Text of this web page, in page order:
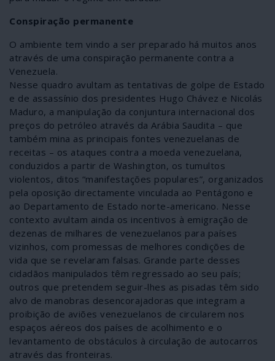
Conspiração permanente
O ambiente tem vindo a ser preparado há muitos anos
através de uma conspiração permanente contra a
Venezuela.
Nesse quadro avultam as tentativas de golpe de Estado
e de assassínio dos presidentes Hugo Chávez e Nicolás
Maduro, a manipulação da conjuntura internacional dos
preços do petróleo através da Arábia Saudita – que
também mina as principais fontes venezuelanas de
receitas – os ataques contra a moeda venezuelana,
conduzidos a partir de Washington, os tumultos
violentos, ditos “manifestações populares”, organizados
pela oposição directamente vinculada ao Pentágono e
ao Departamento de Estado norte-americano. Nesse
contexto avultam ainda os incentivos à emigração de
dezenas de milhares de venezuelanos para países
vizinhos, com promessas de melhores condições de
vida que se revelaram falsas. Grande parte desses
cidadãos manipulados têm regressado ao seu país;
outros que pretendem seguir-lhes as pisadas têm sido
alvo de manobras desencorajadoras que integram a
proibição de aviões venezuelanos de circularem nos
espaços aéreos dos países de acolhimento e o
levantamento de obstáculos à circulação de autocarros
através das fronteiras.